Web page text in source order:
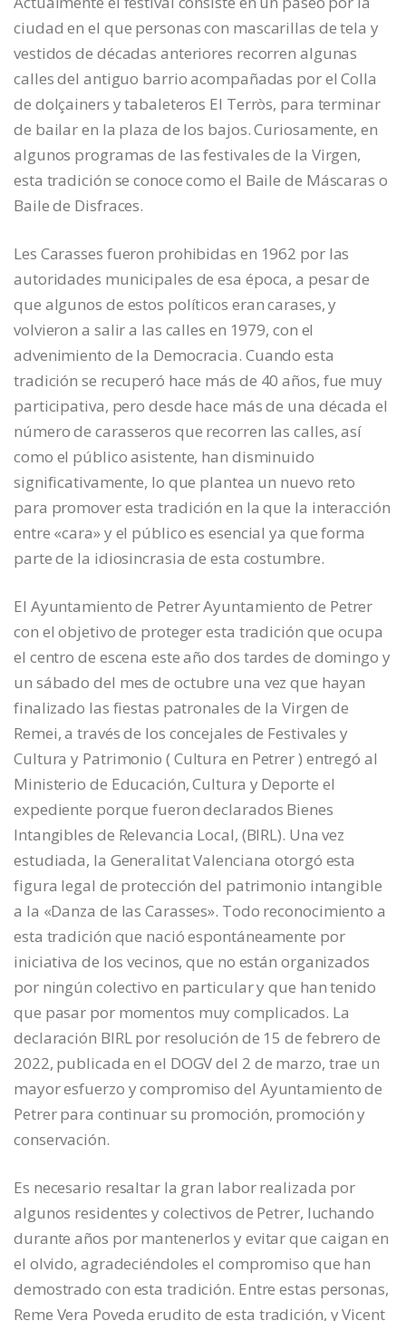
ciudad en el que personas con mascarillas de tela y
vestidos de décadas anteriores recorren algunas
calles del antiguo barrio acompañadas por el Colla
de dolçainers y tabaleteros El Terròs, para terminar
de bailar en la plaza de los bajos. Curiosamente, en
algunos programas de las festivales de la Virgen,
esta tradición se conoce como el Baile de Máscaras o
Baile de Disfraces.
Les Carasses fueron prohibidas en 1962 por las
autoridades municipales de esa época, a pesar de
que algunos de estos políticos eran carases, y
volvieron a salir a las calles en 1979, con el
advenimiento de la Democracia. Cuando esta
tradición se recuperó hace más de 40 años, fue muy
participativa, pero desde hace más de una década el
número de carasseros que recorren las calles, así
como el público asistente, han disminuido
significativamente, lo que plantea un nuevo reto
para promover esta tradición en la que la interacción
entre «cara» y el público es esencial ya que forma
parte de la idiosincrasia de esta costumbre.
El Ayuntamiento de PetrerAyuntamiento de Petrer
con el objetivo de proteger esta tradición que ocupa
el centro de escena este año dos tardes de domingo y
un sábado del mes de octubre una vez que hayan
finalizado las fiestas patronales de la Virgen de
Remei, a través de los concejales de Festivales y
Cultura y Patrimonio (Cultura en Petrer) entregó al
Ministerio de Educación, Cultura y Deporte el
expediente porque fueron declarados Bienes
Intangibles de Relevancia Local, (BIRL). Una vez
estudiada, la Generalitat Valenciana otorgó esta
figura legal de protección del patrimonio intangible
a la «Danza de las Carasses». Todo reconocimiento a
esta tradición que nació espontáneamente por
iniciativa de los vecinos, que no están organizados
por ningún colectivo en particular y que han tenido
que pasar por momentos muy complicados. La
declaración BIRL por resolución de 15 de febrero de
2022, publicada en el DOGV del 2 de marzo, trae un
mayor esfuerzo y compromiso del Ayuntamiento de
Petrer para continuar su promoción, promoción y
conservación.
Es necesario resaltar la gran labor realizada por
algunos residentes y colectivos de Petrer, luchando
durante años por mantenerlos y evitar que caigan en
el olvido, agradeciéndoles el compromiso que han
demostrado con esta tradición. Entre estas personas,
Reme Vera Poveda erudito de esta tradición, yVicent